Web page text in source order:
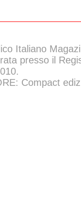
Italiano
presso il
Compact